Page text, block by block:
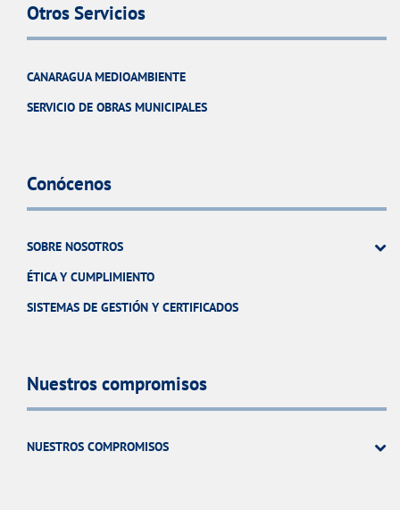
Otros Servicios
CANARAGUA MEDIOAMBIENTE
SERVICIO DE OBRAS MUNICIPALES
Conócenos
SOBRE NOSOTROS
ÉTICA Y CUMPLIMIENTO
SISTEMAS DE GESTIÓN Y CERTIFICADOS
Nuestros compromisos
NUESTROS COMPROMISOS